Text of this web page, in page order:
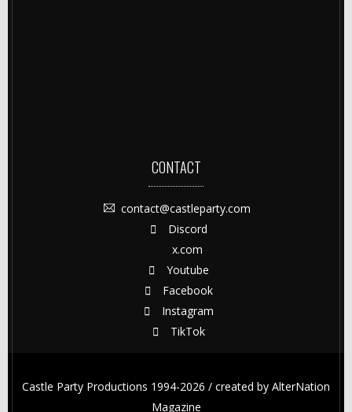
CONTACT
contact@castleparty.com
Discord
x.com
Youtube
Facebook
Instagram
TikTok
Castle Party Productions 1994-2026 / created by AlterNation
Magazine